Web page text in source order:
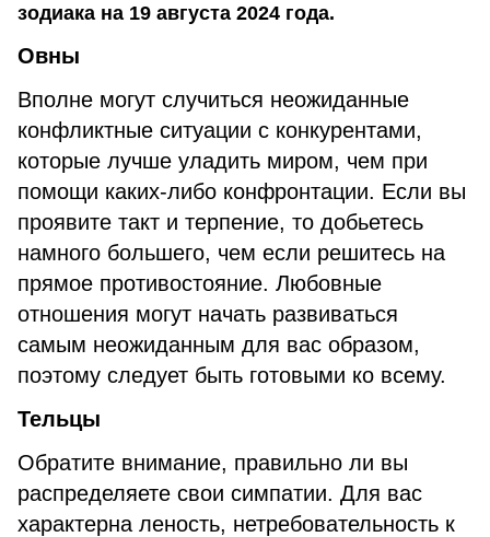
зодиака на 19 августа 2024 года.
Овны
Вполне могут случиться неожиданные
конфликтные ситуации с конкурентами,
которые лучше уладить миром, чем при
помощи каких-либо конфронтации. Если вы
проявите такт и терпение, то добьетесь
намного большего, чем если решитесь на
прямое противостояние. Любовные
отношения могут начать развиваться
самым неожиданным для вас образом,
поэтому следует быть готовыми ко всему.
Тельцы
Обратите внимание, правильно ли вы
распределяете свои симпатии. Для вас
характерна леность, нетребовательность к